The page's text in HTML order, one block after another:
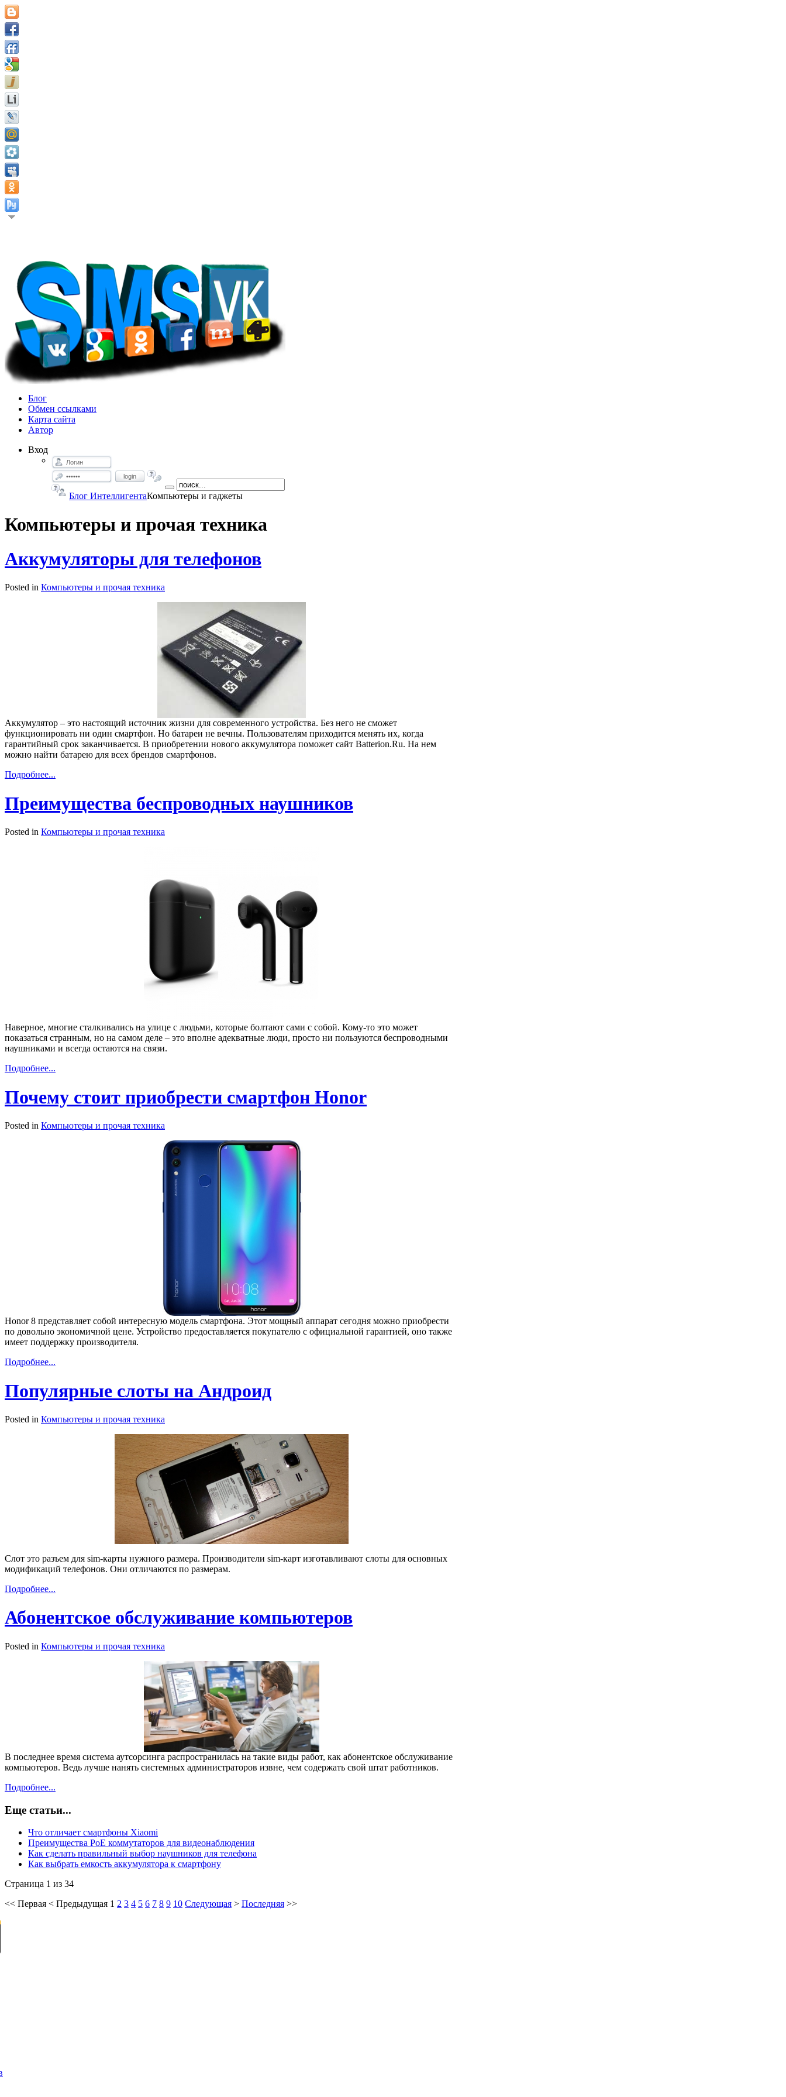
Блог
Обмен ссылками
Карта сайта
Автор
Вход
login
Блог ИнтеллигентаКомпьютеры и гаджеты
Компьютеры и прочая техника
Аккумуляторы для телефонов
Posted in Компьютеры и прочая техника
Аккумулятор – это настоящий источник жизни для современного устройства. Без него не сможет
функционировать ни один смартфон. Но батареи не вечны. Пользователям приходится менять их, когда
гарантийный срок заканчивается. В приобретении нового аккумулятора поможет сайт Batterion.Ru. На нем
можно найти батарею для всех брендов смартфонов.
Подробнее...
Преимущества беспроводных наушников
Posted in Компьютеры и прочая техника
Наверное, многие сталкивались на улице с людьми, которые болтают сами с собой. Кому-то это может
показаться странным, но на самом деле – это вполне адекватные люди, просто ни пользуются беспроводными
наушниками и всегда остаются на связи.
Подробнее...
Почему стоит приобрести смартфон Honor
Posted in Компьютеры и прочая техника
Honor 8 представляет собой интересную модель смартфона. Этот мощный аппарат сегодня можно приобрести
по довольно экономичной цене. Устройство предоставляется покупателю с официальной гарантией, оно также
имеет поддержку производителя.
Подробнее...
Популярные слоты на Андроид
Posted in Компьютеры и прочая техника
Слот это разъем для sim-карты нужного размера. Производители sim-карт изготавливают слоты для основных
модификаций телефонов. Они отличаются по размерам.
Подробнее...
Абонентское обслуживание компьютеров
Posted in Компьютеры и прочая техника
В последнее время система аутсорсинга распространилась на такие виды работ, как абонентское обслуживание
компьютеров. Ведь лучше нанять системных администраторов извне, чем содержать свой штат работников.
Подробнее...
Еще статьи...
Что отличает смартфоны Xiaomi
Преимущества PoE коммутаторов для видеонаблюдения
Как сделать правильный выбор наушников для телефона
Как выбрать емкость аккумулятора к смартфону
Страница 1 из 34
<< Первая < Предыдущая 1 2 3 4 5 6 7 8 9 10 Следующая > Последняя >>